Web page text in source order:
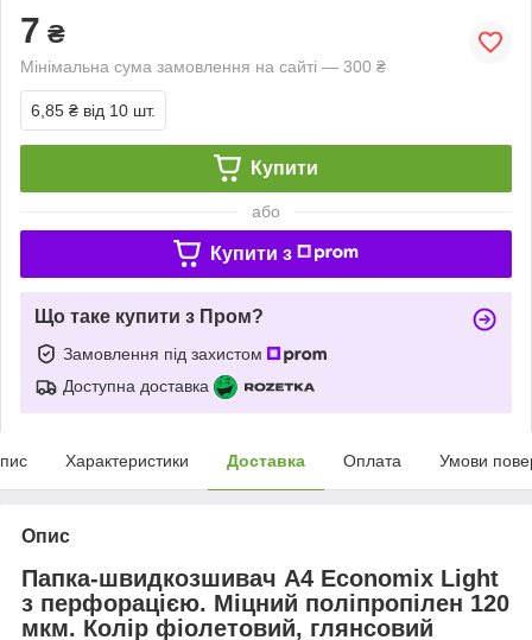
7 ₴
Мінімальна сума замовлення на сайті — 300 ₴
6,85 ₴ від 10 шт.
Купити
або
Купити з
Що таке купити з Пром?
Замовлення під захистом
Доступна доставка
Характеристики Доставка Оплата Умови
Опис
Папка-швидкозшивач А4 Economix Light
з перфорацією. Міцний поліпропілен 120
мкм. Колір фіолетовий, глянсовий